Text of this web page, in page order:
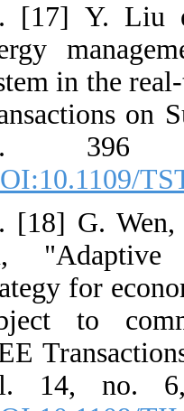
17. [17] Y.
energy
system in the
Transactions
pp.
[DOI:10.1109/
18. [18] G.
Yu,
strategy for
subject to
IEEE
vol. 14, no.